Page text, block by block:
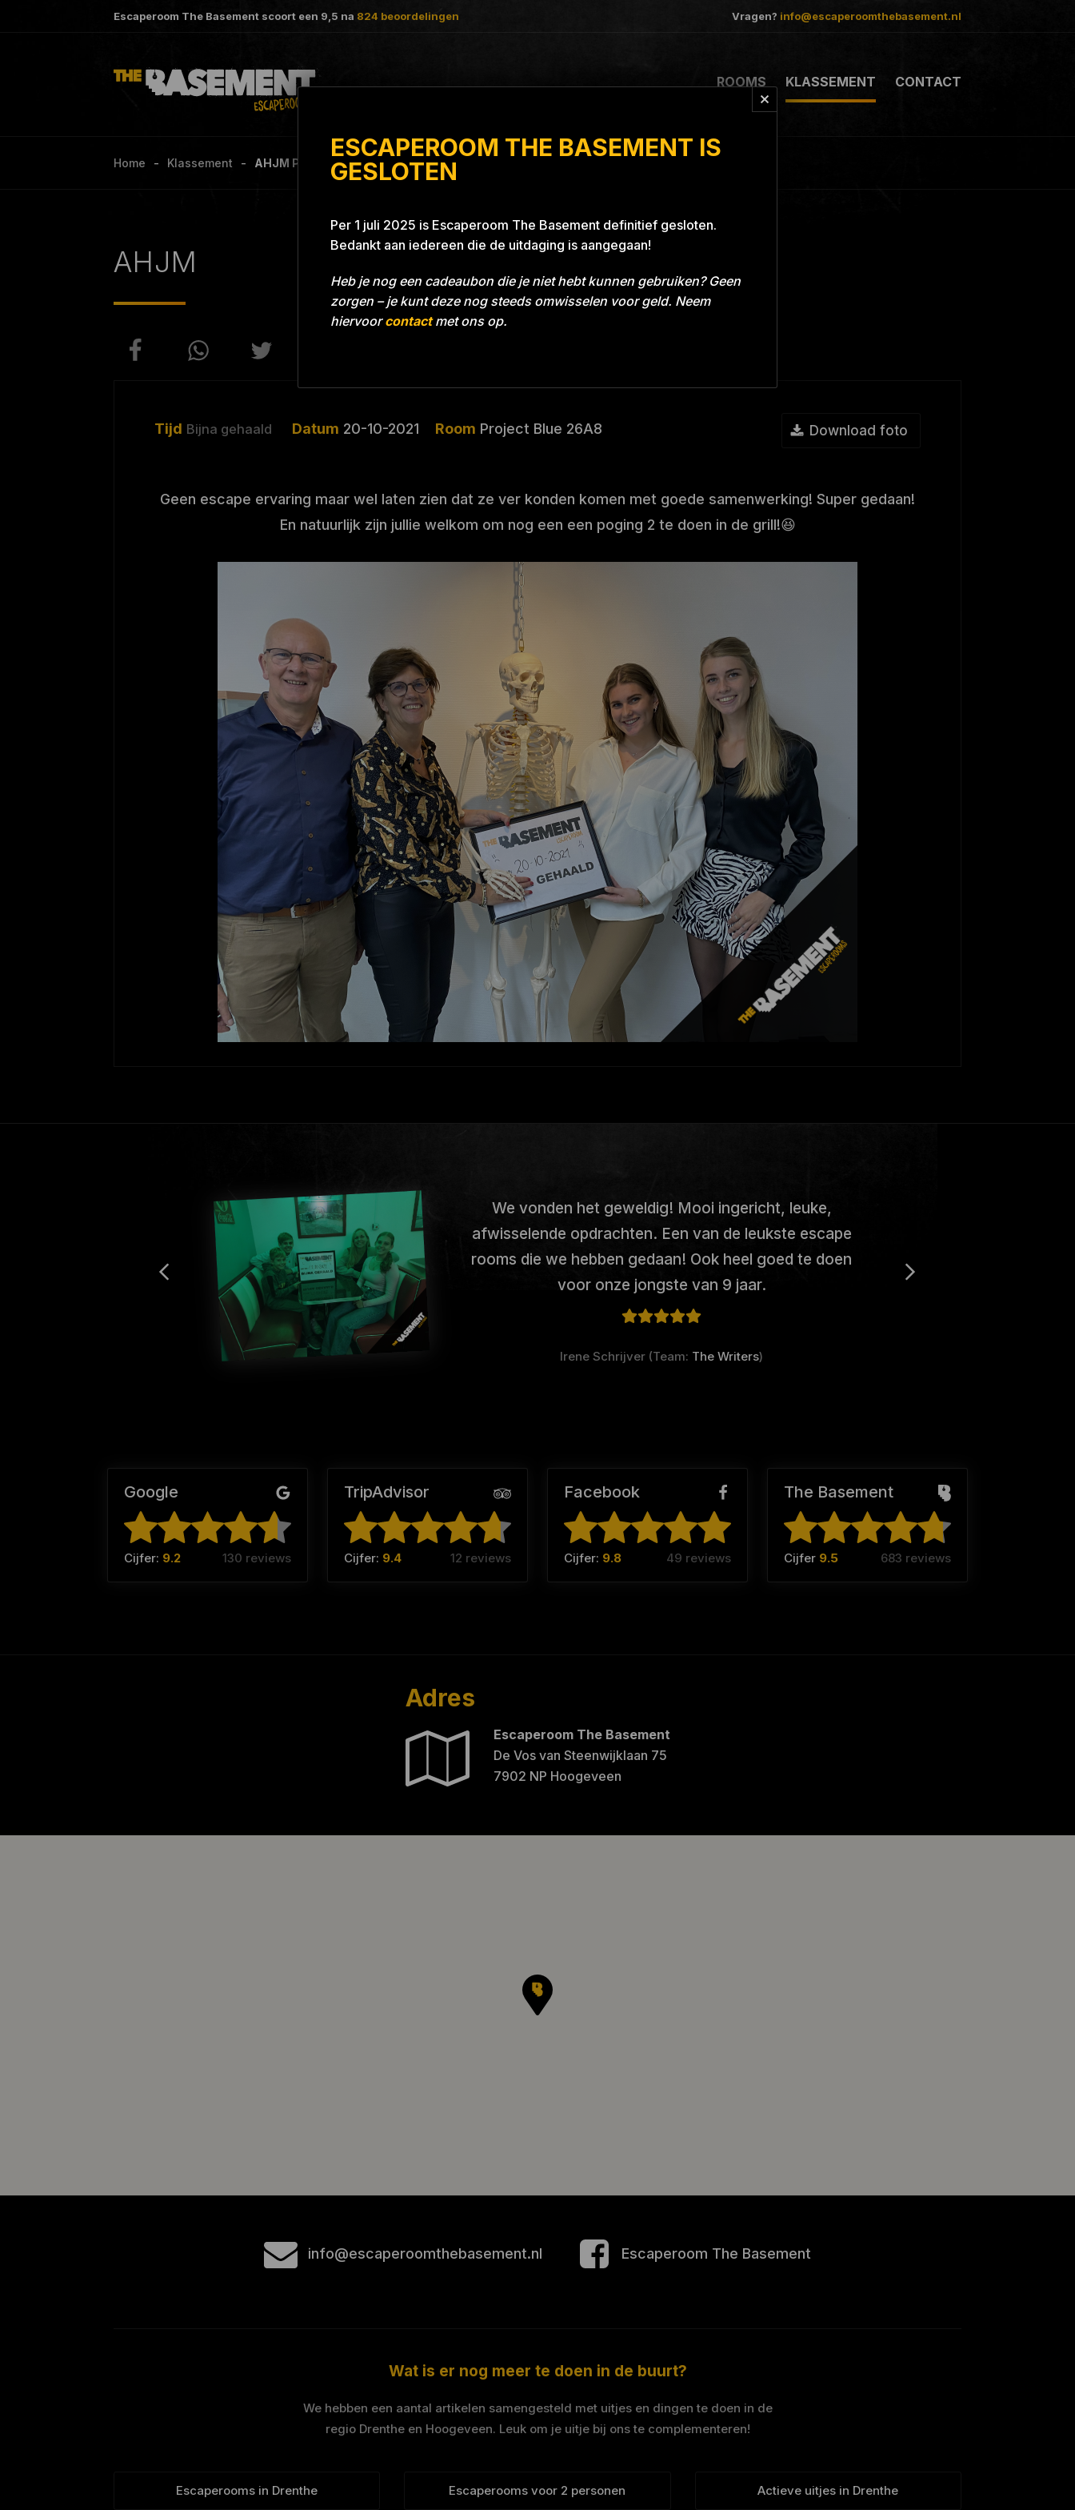
ESCAPEROOM THE BASEMENT IS
GESLOTEN
Per 1 juli 2025 is Escaperoom The Basement definitief gesloten.
Bedankt aan iedereen die de uitdaging is aangegaan!
Heb je nog een cadeaubon die je niet hebt kunnen gebruiken? Geen
zorgen – je kunt deze nog steeds omwisselen voor geld. Neem
hiervoorcontactmet ons op.
Escaperoom The Basement scoort een 9,5 na 824 beoordelingen Vragen? info@escaperoomthebasement.nl
ROOMS KLASSEMENT CONTACT
Home Klassement AHJM Project Blue 26A8
AHJM
Tijd Bijna gehaald Datum 20-10-2021 Room Project Blue 26A8 Download foto
Geen escape ervaring maar wel laten zien dat ze ver konden komen met goede samenwerking! Super gedaan!
En natuurlijk zijn jullie welkom om nog een een poging 2 te doen in de grill!😆
We vonden het geweldig! Mooi ingericht, leuke,
afwisselende opdrachten. Een van de leukste escape
rooms die we hebben gedaan! Ook heel goed te doen
voor onze jongste van 9 jaar.
Irene Schrijver (Team: The Writers)
Google
Cijfer: 9.2 130 reviews
TripAdvisor
Cijfer: 9.4 12 reviews
Facebook
Cijfer: 9.8 49 reviews
The Basement
Cijfer 9.5 683 reviews
Adres
Escaperoom The Basement
De Vos van Steenwijklaan 75
7902 NP Hoogeveen
info@escaperoomthebasement.nl Escaperoom The Basement
Wat is er nog meer te doen in de buurt?
We hebben een aantal artikelen samengesteld met uitjes en dingen te doen in de
regio Drenthe en Hoogeveen. Leuk om je uitje bij ons te complementeren!
Escaperooms in Drenthe Escaperooms voor 2 personen Actieve uitjes in Drenthe